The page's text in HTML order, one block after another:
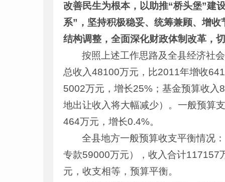
改善民生为根本，以助推“桥头堡”建
系”，坚持积极稳妥、统筹兼顾、增收
结构调整，全面深化财政体制改革，
按照上述工作思路及全县经济社
总收入48100万元，比2011年增收
5002万元，增长25%；基金预算收
地出让收入将大幅减少）。一般预算
464万元，增长0.4%。
全县地方一般预算收支平衡情况
专款59000万元），收入合计117157
元，收支相等，预算平衡。